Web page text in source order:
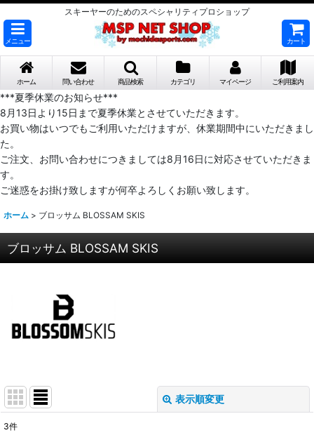
スキーヤーのためのスペシャリティプロショップ
メニュー カート
ホーム 問い合わせ 商品検索 カテゴリ マイページ ご利用案内
***夏季休業のお知らせ***
8月13日より15日まで夏季休業とさせていただきます。
お買い物はいつでもご利用いただけますが、休業期間中にいただきまし
た。
ご注文、お問い合わせにつきましては8月16日に対応させていただきま
す。
ご迷惑をお掛け致しますが何卒よろしくお願い致します。
ホーム > ブロッサム BLOSSAM SKIS
ブロッサム BLOSSAM SKIS
表示順変更
3件